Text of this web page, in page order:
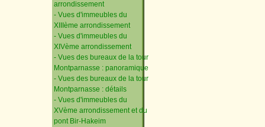
arrondissement
- Vues d'immeubles du
XIIIème arrondissement
- Vues d'immeubles du
XIVème arrondissement
- Vues des bureaux de la tour
Montparnasse : panoramique
- Vues des bureaux de la tour
Montparnasse : détails
- Vues d'immeubles du
XVème arrondissement et du
pont Bir-Hakeim